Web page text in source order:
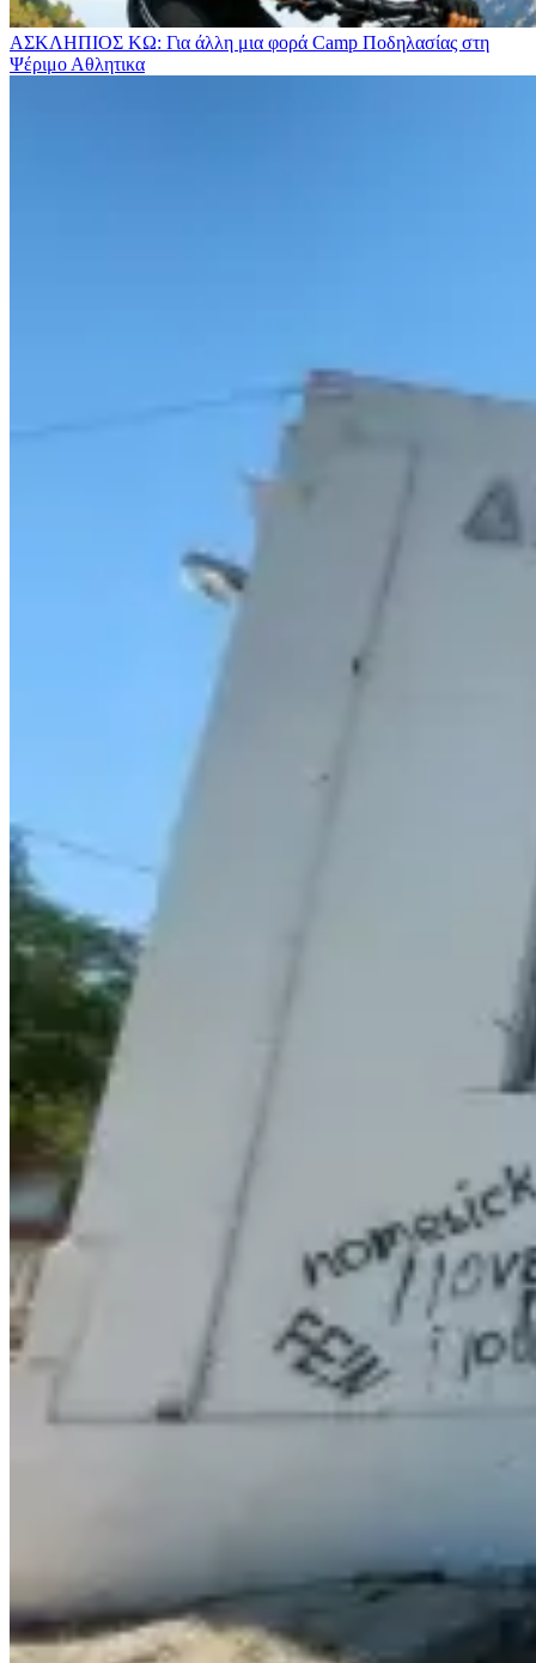
ΑΣΚΛΗΠΙΟΣ ΚΩ: Για άλλη μια φορά Camp Ποδηλασίας στη
Ψέριμο Αθλητικα